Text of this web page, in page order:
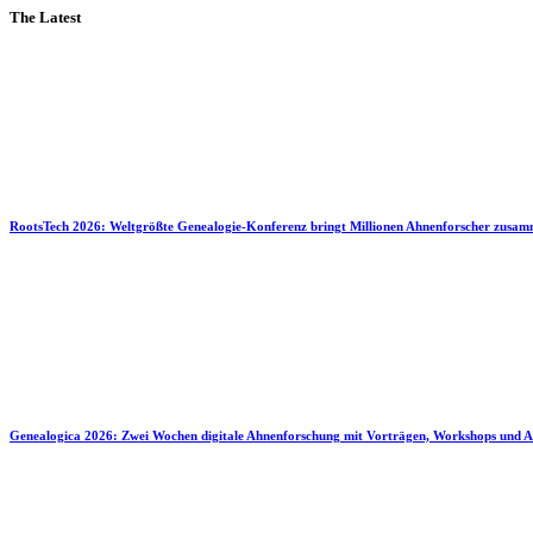
The Latest
RootsTech 2026: Weltgrößte Genealogie-Konferenz bringt Millionen Ahnenforscher
Genealogica 2026: Zwei Wochen digitale Ahnenforschung mit Vorträgen, Workshops und